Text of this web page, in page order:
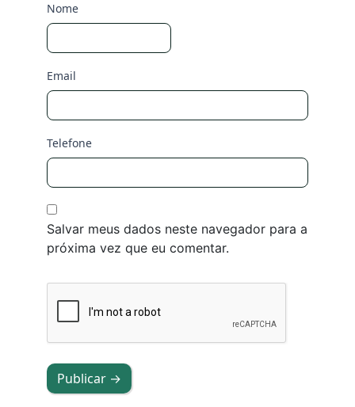
Nome
Email
Telefone
Salvar meus dados neste navegador para a
próxima vez que eu comentar.
Publicar →